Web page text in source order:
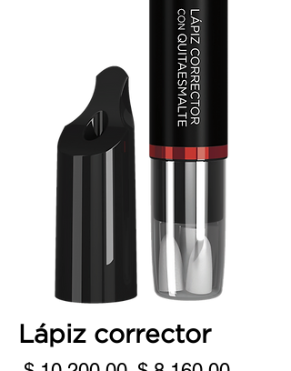
Lápiz corrector